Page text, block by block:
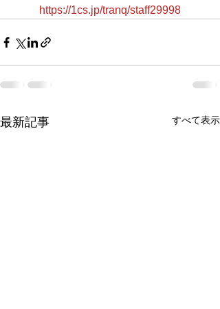
https://1cs.jp/tranq/staff29998
最新記事 すべて表示